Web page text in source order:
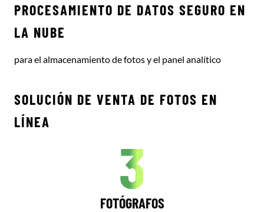
PROCESAMIENTO DE DATOS SEGURO EN
LA NUBE
para el almacenamiento de fotos y el panel analítico
SOLUCIÓN DE VENTA DE FOTOS EN
LÍNEA
3
FOTÓGRAFOS